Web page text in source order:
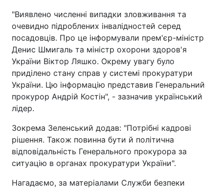
"Виявлено численні випадки зловживання та
очевидно підроблених інвалідностей серед
посадовців. Про це інформували прем'єр-міністр
Денис Шмигаль та міністр охорони здоров'я
України Віктор Ляшко. Окрему увагу було
приділено стану справ у системі прокуратури
України. Цю інформацію представив Генеральний
прокурор Андрій Костін", - зазначив український
лідер.
Зокрема Зеленський додав: "Потрібні кадрові
рішення. Також повинна бути й політична
відповідальність Генерального прокурора за
ситуацію в органах прокуратури України".
Нагадаємо, за матеріалами Служби безпеки